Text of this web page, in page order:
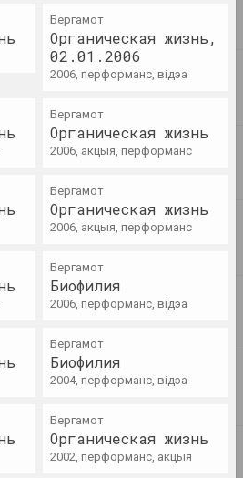
Юлій Ільюшчанка (Karen Karnak)
якое патрабуе
(і часу), або
Сямёна Маталянца
Аліны Халітавай
Вольга Капёнкіна
часу на мастацтва?
адмаўлення ў
паўстання
г
Mag
школа і
сучаснасцю?
публікацыя
Бергамот
Органическая жизнь,
02.01.2006
2006, перформанс, відэа
Бергамот
Органическая жизнь
2006, акцыя, перформанс
Бергамот
Органическая жизнь
2006, акцыя, перформанс
Бергамот
Биофилия
2006, перформанс, відэа
Бергамот
Биофилия
2004, перформанс, відэа
Бергамот
Органическая жизнь
2002, перформанс, акцыя